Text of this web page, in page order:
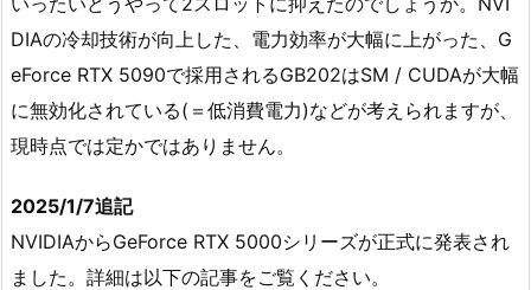
DIAの冷却技術が向上した、電力効率が大幅に上がった、G
eForce RTX 5090で採用されるGB202はSM / CUDAが大幅
に無効化されている(＝低消費電力)などが考えられますが、
現時点では定かではありません。
2025/1/7追記
NVIDIAからGeForce RTX 5000シリーズが正式に発表され
ました。詳細は以下の記事をご覧ください。